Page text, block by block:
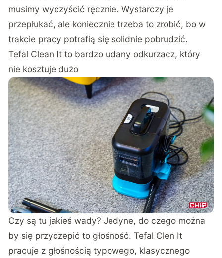
musimy wyczyścić ręcznie. Wystarczy je
przepłukać, ale koniecznie trzeba to zrobić, bo w
trakcie pracy potrafią się solidnie pobrudzić.
Tefal Clean It to bardzo udany odkurzacz, który
nie kosztuje dużo
Czy są tu jakieś wady? Jedyne, do czego można
by się przyczepić to głośność. Tefal Clen It
pracuje z głośnością typowego, klasycznego